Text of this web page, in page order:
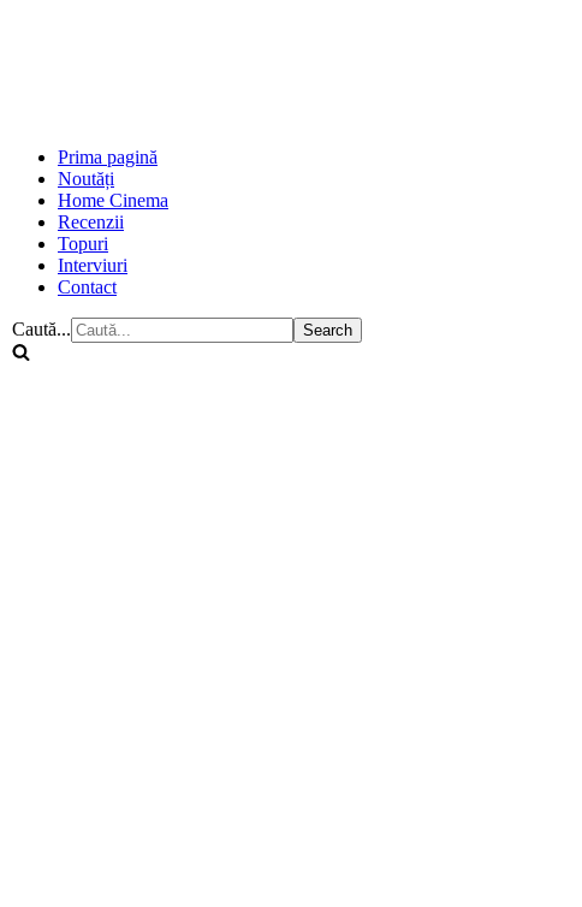
Prima pagină
Noutăți
Home Cinema
Recenzii
Topuri
Interviuri
Contact
Caută...